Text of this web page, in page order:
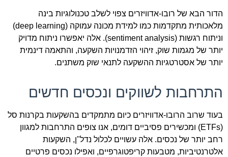
הדור הבא של רובו-אדוויזרים צפוי לשלב טכנולוגיות בינה
מלאכותית מתקדמות כמו למידת מכונה עמוקה (deep learning)
וניתוח רגשות (sentiment analysis). אלה יאפשרו ניתוח מדויק
יותר של מגמות שוק, זיהוי הזדמנויות השקעה, והתאמה דינמית
יותר של אסטרטגיות ההשקעה לתנאי שוק משתנים.
התרחבות לשווקים ונכסים חדשים
בעוד שרוב הרובו-אדוויזרים כיום מתמקדים בהשקעות בקרנות סל
(ETFs) ומכשירים פסיביים דומים, אנו צופים התרחבות למגוון
רחב יותר של נכסים. אלה עשויים לכלול נדל"ן, השקעות
אלטרנטיביות, מטבעות קריפטוגרפיים, ואפילו נכסים פרטיים